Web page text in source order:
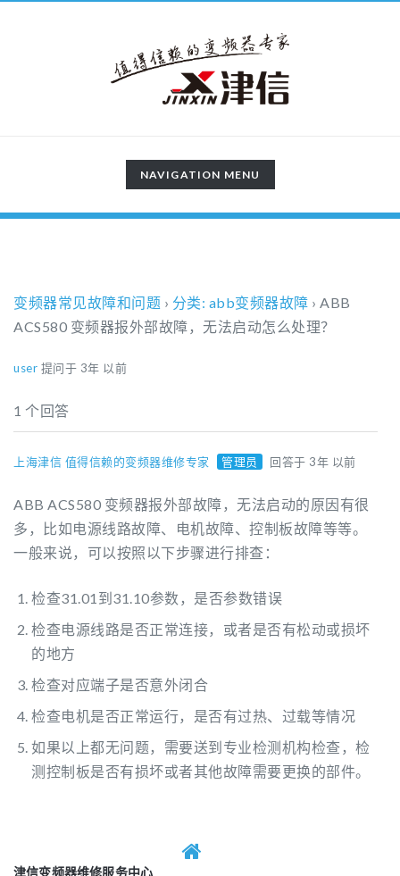
TOGGLE
NAVIGATION
NAVIGATION MENU
变频器常见故障和问题 › 分类: abb变频器故障 › ABB
ACS580 变频器报外部故障，无法启动怎么处理？
user 提问于 3年 以前
1 个回答
上海津信 值得信赖的变频器维修专家 管理员 回答于 3年 以前
ABB ACS580 变频器报外部故障，无法启动的原因有很
多，比如电源线路故障、电机故障、控制板故障等等。
一般来说，可以按照以下步骤进行排查：
检查31.01到31.10参数，是否参数错误
检查电源线路是否正常连接，或者是否有松动或损坏
的地方
检查对应端子是否意外闭合
检查电机是否正常运行，是否有过热、过载等情况
如果以上都无问题，需要送到专业检测机构检查，检
测控制板是否有损坏或者其他故障需要更换的部件。
津信变频器维修服务中心